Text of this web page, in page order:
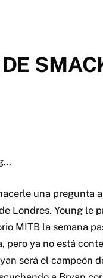
una pregunta
Londres. Young le
MITB la semana
pero ya no está
será el campeón